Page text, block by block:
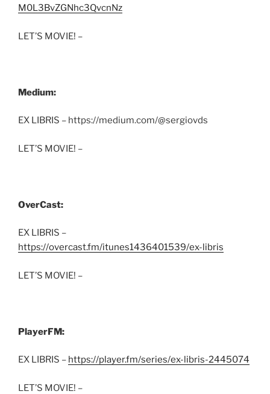
M0L3BvZGNhc3QvcnNz
LET’S MOVIE! –
Medium:
EX LIBRIS – https://medium.com/@sergiovds
LET’S MOVIE! –
OverCast:
EX LIBRIS –
https://overcast.fm/itunes1436401539/ex-libris
LET’S MOVIE! –
PlayerFM:
EX LIBRIS – https://player.fm/series/ex-libris-2445074
LET’S MOVIE! –